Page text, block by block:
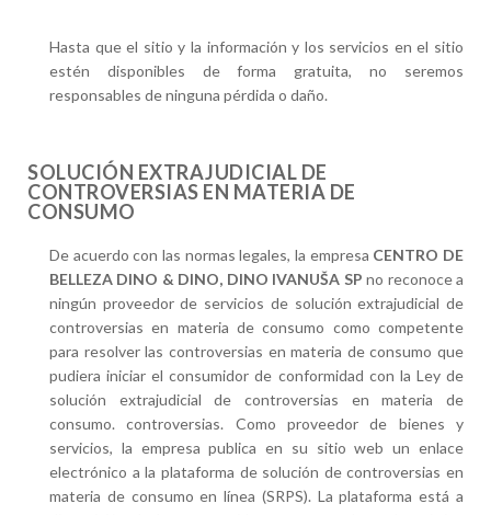
Hasta que el sitio y la información y los servicios en el sitio
estén disponibles de forma gratuita, no seremos
responsables de ninguna pérdida o daño.
SOLUCIÓN EXTRAJUDICIAL DE
CONTROVERSIAS EN MATERIA DE
CONSUMO
De acuerdo con las normas legales, la empresa CENTRO DE
BELLEZA DINO & DINO, DINO IVANUŠA SPno reconoce a
ningún proveedor de servicios de solución extrajudicial de
controversias en materia de consumo como competente
para resolver las controversias en materia de consumo que
pudiera iniciar el consumidor de conformidad con la Ley de
solución extrajudicial de controversias en materia de
consumo. controversias. Como proveedor de bienes y
servicios, la empresa publica en su sitio web un enlace
electrónico a la plataforma de solución de controversias en
materia de consumo en línea (SRPS). La plataforma está a